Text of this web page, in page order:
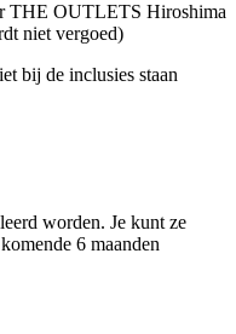
THE OUTLETS Hiroshima
niet vergoed)
bij de inclusies staan
worden. Je kunt ze
6 maanden